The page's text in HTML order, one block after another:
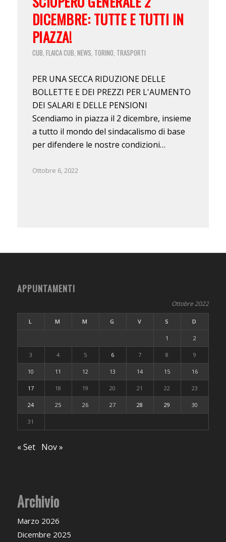
DICEMBRE: TUTTE E TUTTI IN
PIAZZA!
CUB FLAICA CUB NEWS TORINO TRASPORTI
PER UNA SECCA RIDUZIONE DELLE
BOLLETTE E DEI PREZZI PER L'AUMENTO
DEI SALARI E DELLE PENSIONI
Scendiamo in piazza il 2 dicembre, insieme
a tutto il mondo del sindacalismo di base
per difendere le nostre condizioni…
Ottobre 6, 2022
APPUNTAMENTI
Ottobre 2022
L M M G V S D
1 2
3 4 5 6 7 8 9
10 11 12 13 14 15 16
17 18 19 20 21 22 23
24 25 26 27 28 29 30
31
« Set Nov »
Archivio
Marzo 2026
Dicembre 2025